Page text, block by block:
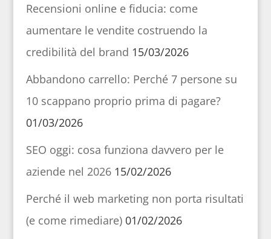
Recensioni online e fiducia: come
aumentare le vendite costruendo la
credibilità del brand 15/03/2026
Abbandono carrello: Perché 7 persone su
10 scappano proprio prima di pagare?
01/03/2026
SEO oggi: cosa funziona davvero per le
aziende nel 2026 15/02/2026
Perché il web marketing non porta risultati
(e come rimediare) 01/02/2026